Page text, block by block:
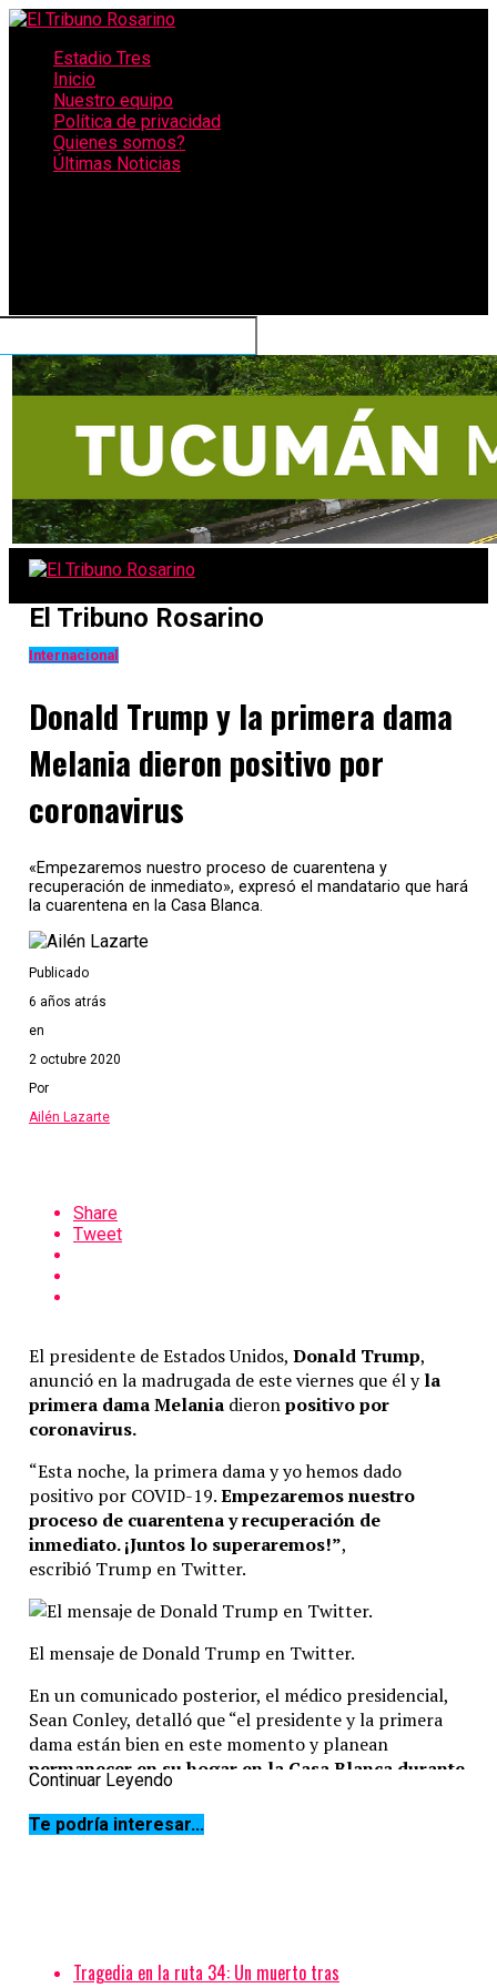
Estadio Tres
Inicio
Nuestro equipo
Política de privacidad
Quienes somos?
Últimas Noticias
El Tribuno Rosarino
Internacional
Donald Trump y la primera dama
Melania dieron positivo por
coronavirus
«Empezaremos nuestro proceso de cuarentena y
recuperación de inmediato», expresó el mandatario que hará
la cuarentena en la Casa Blanca.
Publicado
6 años atrás
en
2 octubre 2020
Por
Ailén Lazarte
Share
Tweet
El presidente de Estados Unidos, Donald Trump,
anunció en la madrugada de este viernes que él yla
primera dama Melaniadieronpositivo por
coronavirus.
“Esta noche, la primera dama y yo hemos dado
positivo por COVID-19.Empezaremos nuestro
proceso de cuarentena y recuperación de
inmediato. ¡Juntos lo superaremos!”,
escribió Trump en Twitter.
El mensaje de Donald Trump en Twitter.
En un comunicado posterior, el médico presidencial,
Sean Conley, detalló que “el presidente y la primera
dama están bien en este momento y planean
permanecer en su hogar en la Casa Blanca durante
la convalecencia“.
Y agregó: “Espero que el presidente
Continuar Leyendo
Te podría interesar...
Tragedia en la ruta 34: Un muerto tras